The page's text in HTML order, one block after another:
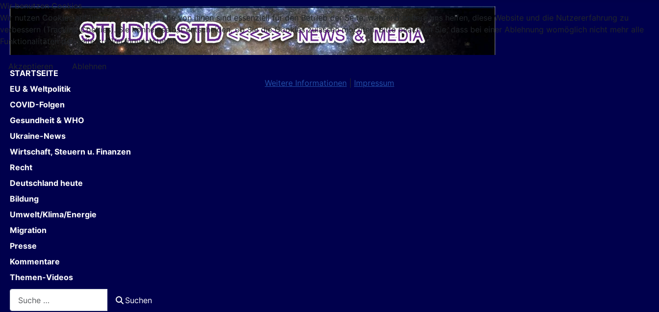
STARTSEITE
EU & Weltpolitik
COVID-Folgen
Gesundheit & WHO
Ukraine-News
Wirtschaft, Steuern u. Finanzen
Recht
Deutschland heute
Bildung
Umwelt/Klima/Energie
Migration
Presse
Kommentare
Themen-Videos
Suchen
Wir benutzen Cookies
Wir nutzen Cookies auf unserer Website. Einige von ihnen sind essenziell für den Betrieb der Seite, während andere uns helfen, diese Website und die Nutzererfahrung zu
verbessern (Tracking Cookies). Sie können selbst entscheiden, ob Sie die Cookies zulassen möchten. Bitte beachten Sie, dass bei einer Ablehnung womöglich nicht mehr alle
Funktionalitäten der Seite zur Verfügung stehen.
Akzeptieren
Ablehnen
Weitere Informationen
Impressum